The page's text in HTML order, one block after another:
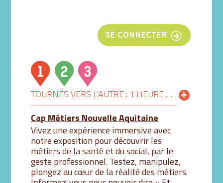
SE CONNECTER
TOURNÉS VERS L’AUTRE : 1 HEURE POUR DÉCOUVRIR LES MÉTIERS AUTREMENT
Cap Métiers Nouvelle Aquitaine
Vivez une expérience immersive avec
notre exposition pour découvrir les
métiers de la santé et du social, par le
geste professionnel. Testez, manipulez,
plongez au cœur de la réalité des métiers.